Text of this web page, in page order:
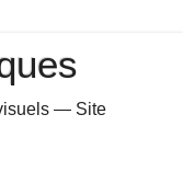
— Site